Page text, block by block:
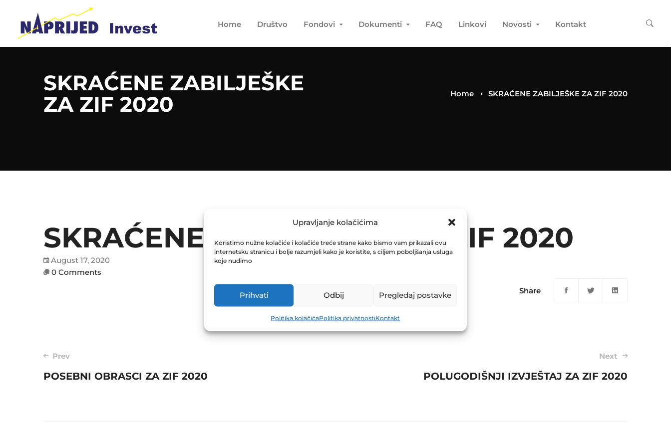
Upravljanje kolačićima
Koristimo nužne kolačiće i kolačiće treće strane kako bismo vam prikazali ovu
internetsku stranicu i bolje razumjeli kako je koristite, s ciljem poboljšanja usluga
koje nudimo
Prihvati Odbij Pregledaj postavke
Politika kolačićaPolitika privatnostiKontakt
Home Društvo Fondovi Dokumenti FAQ Linkovi Novosti Kontakt
SKRAĆENE ZABILJEŠKE
ZA ZIF 2020
Home SKRAĆENE ZABILJEŠKE ZA ZIF 2020
SKRAĆENE ZABILJEŠKE ZA ZIF 2020
August 17, 2020
0 Comments
Share
Post
navigation
Prev
POSEBNI OBRASCI ZA ZIF 2020
Next
POLUGODIŠNJI IZVJEŠTAJ ZA ZIF 2020